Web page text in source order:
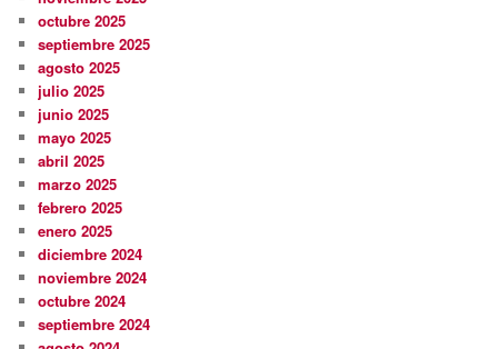
octubre 2025
septiembre 2025
agosto 2025
julio 2025
junio 2025
mayo 2025
abril 2025
marzo 2025
febrero 2025
enero 2025
diciembre 2024
noviembre 2024
octubre 2024
septiembre 2024